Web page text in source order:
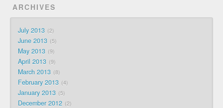
ARCHIVES
July 2013 2
June 2013 5
May 2013 9
April 2013 9
March 2013 8
February 2013 4
January 2013 5
December 2012 2